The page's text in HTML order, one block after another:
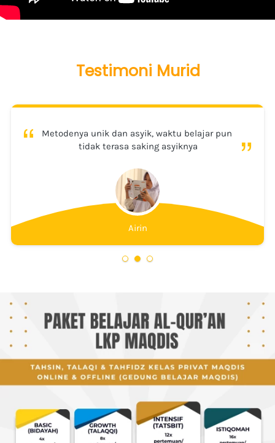
Testimoni Murid
“
Metodenya unik dan asyik, waktu belajar pun
tidak terasa saking asyiknya
“
Airin